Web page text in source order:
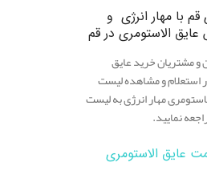
قم با مهار انرژی و
الاستومری در قم
و مشتریان خرید عایق
استعلام و مشاهده لیست
مهار انرژی به لیست
نمایید.
عایق الاستومری